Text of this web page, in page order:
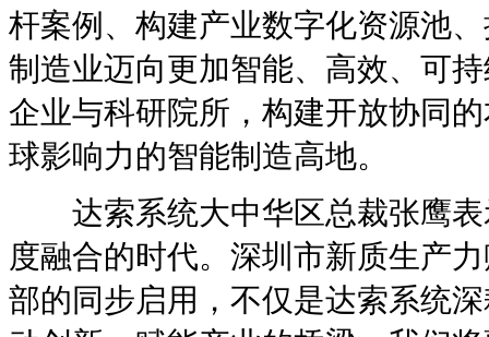
杆案例、构建产业数字化资源池
制造业迈向更加智能、高效、可
企业与科研院所，构建开放协同
球影响力的智能制造高地。
达索系统大中华区总裁张鹰表
度融合的时代。深圳市新质生产
部的同步启用，不仅是达索系统